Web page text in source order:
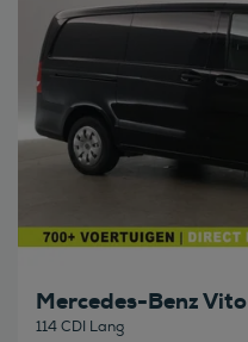
Mercedes-Benz Vito
114 CDI Lang